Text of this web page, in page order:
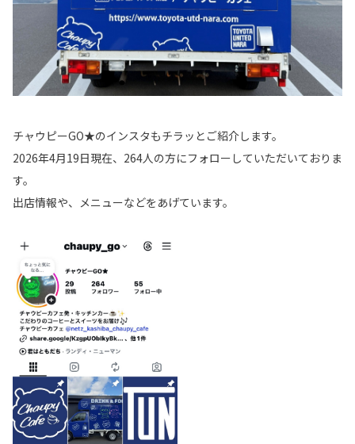
チャウピーGO★のインスタもチラッとご紹介します。
2026年4月19日現在、264人の方にフォローしていただいておりま
す。
出店情報や、メニューなどをあげています。